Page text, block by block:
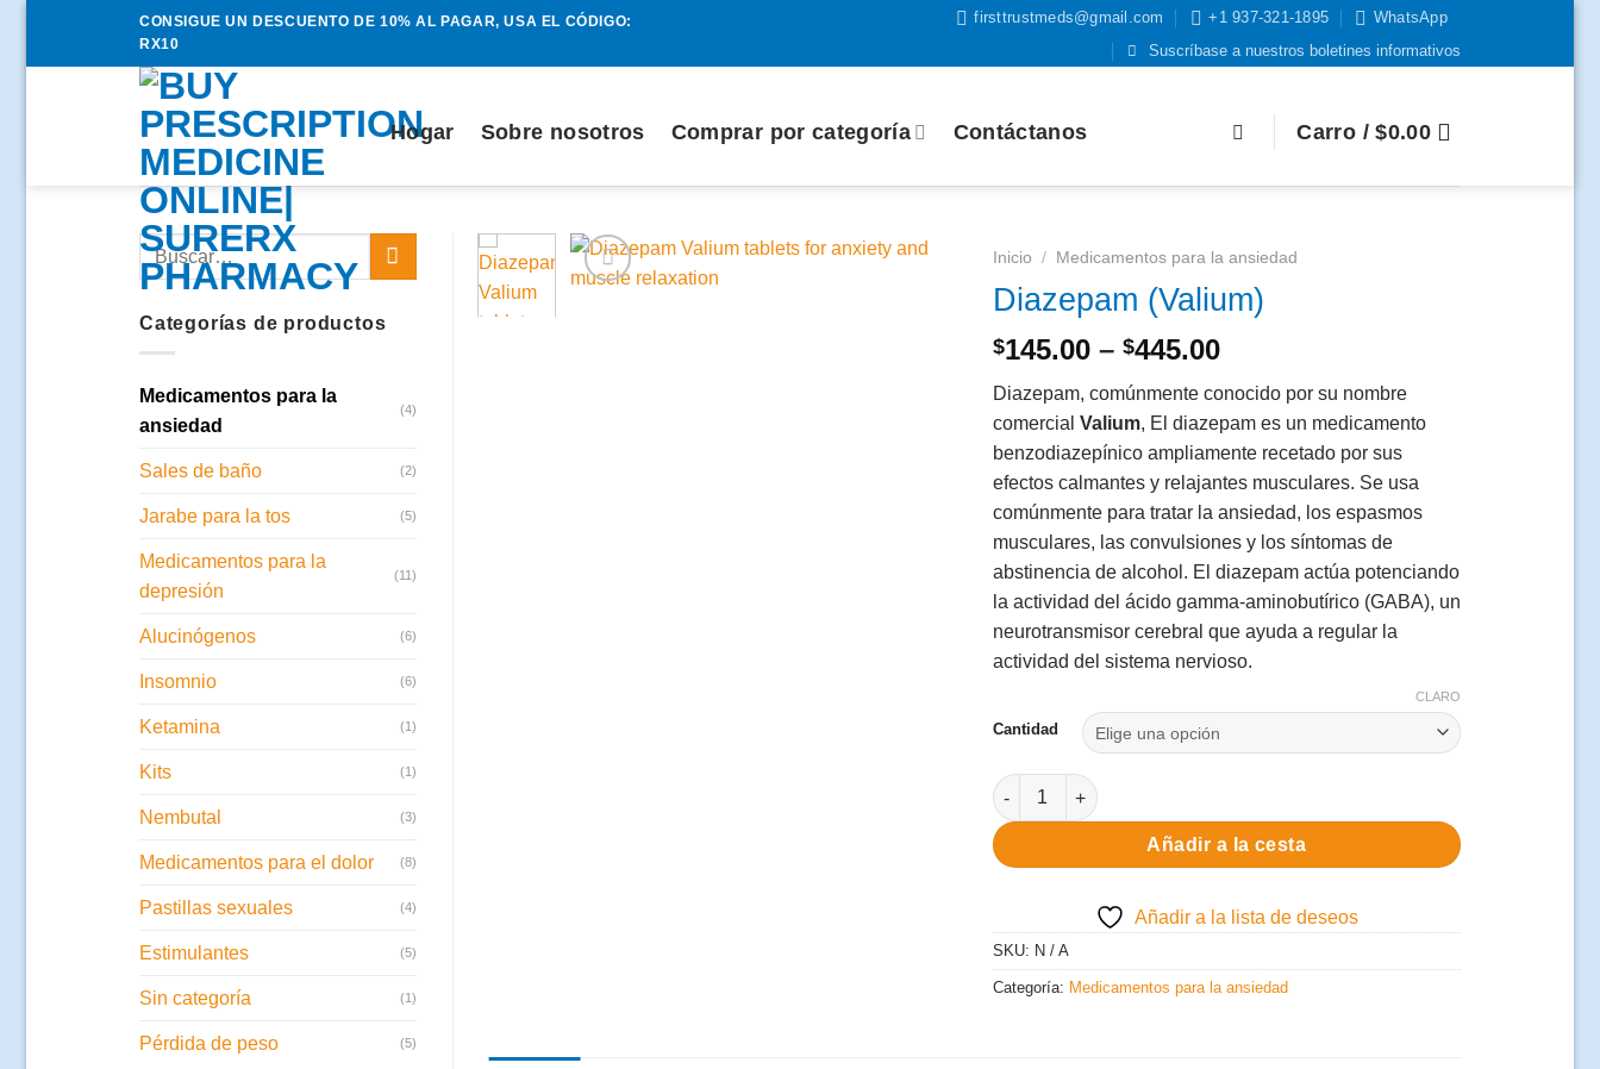
contenido
CONSIGUE UN DESCUENTO DE 10% AL PAGAR, USA EL CÓDIGO:
RX10
firsttrustmeds@gmail.com +1 937-321-1895
WhatsApp
Suscríbase a nuestros boletines informativos
Hogar Sobre nosotros Comprar por categoría Contáctanos Carro /$0.00
Buscar:
Categorías de productos
Medicamentos para la
ansiedad
(4)
Sales de baño (2)
Jarabe para la tos (5)
Medicamentos para la
depresión
(11)
Alucinógenos (6)
Insomnio (6)
Ketamina (1)
Kits (1)
Nembutal (3)
Medicamentos para el dolor (8)
Pastillas sexuales (4)
Estimulantes (5)
Sin categoría (1)
Pérdida de peso (5)
Inicio / Medicamentos para la ansiedad
Diazepam (Valium)
$145.00 – $445.00Rango
precios:
$145.00
a
$445.00
Diazepam, comúnmente conocido por su nombre
comercial Valium, El diazepam es un medicamento
benzodiazepínico ampliamente recetado por sus
efectos calmantes y relajantes musculares. Se usa
comúnmente para tratar la ansiedad, los espasmos
musculares, las convulsiones y los síntomas de
abstinencia de alcohol. El diazepam actúa potenciando
la actividad del ácido gamma-aminobutírico (GABA), un
neurotransmisor cerebral que ayuda a regular la
actividad del sistema nervioso.
Cantidad
CLARO
Cantidad Diazepam(Valium)
Añadir a la cesta
Añadir a la lista de deseos
SKU: N / A
Categoría: Medicamentos para la ansiedad